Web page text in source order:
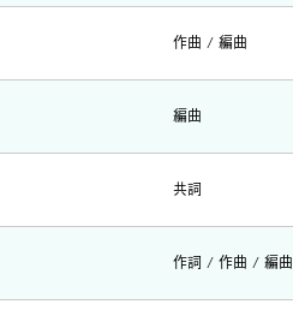
作曲 / 編曲
編曲
共詞
作詞 / 作曲 / 編曲